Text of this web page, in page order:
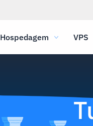
Hospedagem VPS